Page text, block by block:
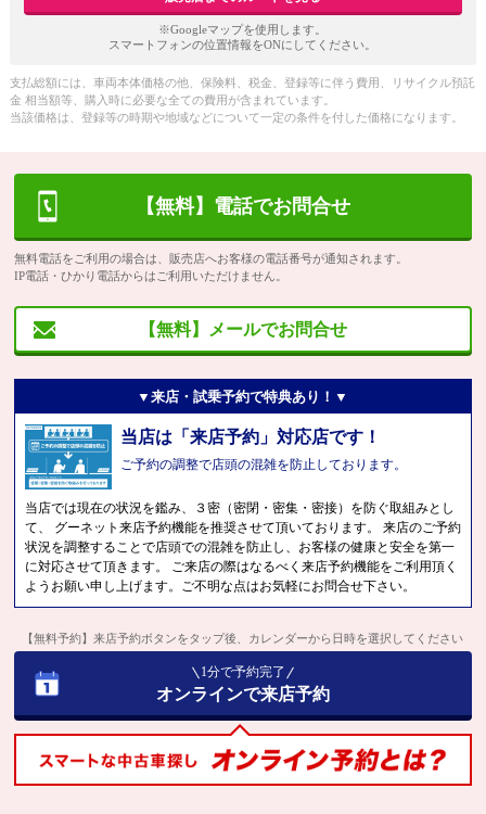
※Googleマップを使用します。
スマートフォンの位置情報をONにしてください。
支払総額には、車両本体価格の他、保険料、税金、登録等に伴う費用、リサイクル預託
金 相当額等、購入時に必要な全ての費用が含まれています。
当該価格は、登録等の時期や地域などについて一定の条件を付した価格になります。
【無料】電話でお問合せ
無料電話をご利用の場合は、販売店へお客様の電話番号が通知されます。
IP電話・ひかり電話からはご利用いただけません。
【無料】メールでお問合せ
▼来店・試乗予約で特典あり！▼
当店は「来店予約」対応店です！
ご予約の調整で店頭の混雑を防止しております。
当店では現在の状況を鑑み、３密（密閉・密集・密接）を防ぐ取組みとし
て、 グーネット来店予約機能を推奨させて頂いております。 来店のご予約
状況を調整することで店頭での混雑を防止し、お客様の健康と安全を第一
に対応させて頂きます。 ご来店の際はなるべく来店予約機能をご利用頂く
ようお願い申し上げます。ご不明な点はお気軽にお問合せ下さい。
【無料予約】来店予約ボタンをタップ後、カレンダーから日時を選択してください
1分で予約完了
オンラインで来店予約